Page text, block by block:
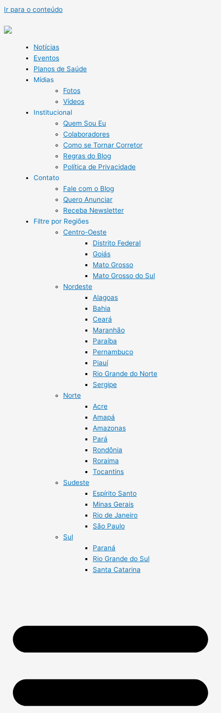
Ir para o conteúdo
Notícias
Eventos
Planos de Saúde
Mídias
Fotos
Vídeos
Institucional
Quem Sou Eu
Colaboradores
Como se Tornar Corretor
Regras do Blog
Política de Privacidade
Contato
Fale com o Blog
Quero Anunciar
Receba Newsletter
Filtre por Regiões
Centro-Oeste
Distrito Federal
Goiás
Mato Grosso
Mato Grosso do Sul
Nordeste
Alagoas
Bahia
Ceará
Maranhão
Paraíba
Pernambuco
Piauí
Rio Grande do Norte
Sergipe
Norte
Acre
Amapá
Amazonas
Pará
Rondônia
Roraima
Tocantins
Sudeste
Espírito Santo
Minas Gerais
Rio de Janeiro
São Paulo
Sul
Paraná
Rio Grande do Sul
Santa Catarina